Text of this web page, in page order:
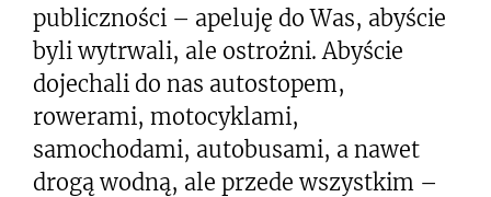
publiczności – apeluję do Was, abyście
byli wytrwali, ale ostrożni. Abyście
dojechali do nas autostopem,
rowerami, motocyklami,
samochodami, autobusami, a nawet
drogą wodną, ale przede wszystkim –